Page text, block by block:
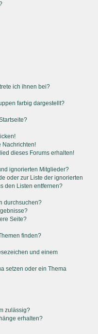
ich ihnen bei?
farbig dargestellt?
Nachrichten!
dieses Forums erhalten!
ignorierten Mitglieder?
oder zur Liste der ignorierten
den Listen entfernen?
durchsuchen?
Seite?
finden?
und einem
setzen oder ein Thema
zulässig?
erhalten?